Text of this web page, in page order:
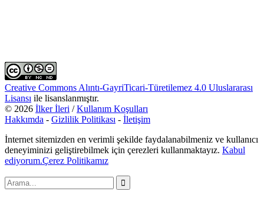
Creative Commons Alıntı-GayriTicari-Türetilemez 4.0 Uluslararası
Lisansı ile lisanslanmıştır.
© 2026 İlker İleri /Kullanım Koşulları
Hakkımda - Gizlilik Politikası - İletişim
İnternet sitemizden en verimli şekilde faydalanabilmeniz ve kullanıcı
deneyiminizi geliştirebilmek için çerezleri kullanmaktayız. Kabul
ediyorum.Çerez Politikamız